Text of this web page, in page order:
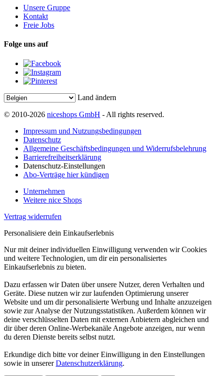
Unsere Gruppe
Kontakt
Freie Jobs
Folge uns auf
Land ändern
© 2010-2026 niceshops GmbH - All rights reserved.
Impressum und Nutzungsbedingungen
Datenschutz
Allgemeine Geschäftsbedingungen und Widerrufsbelehrung
Barrierefreiheitserklärung
Datenschutz-Einstellungen
Abo-Verträge hier kündigen
Unternehmen
Weitere nice Shops
Vertrag widerrufen
Personalisiere dein Einkaufserlebnis
Nur mit deiner individuellen Einwilligung verwenden wir Cookies
und weitere Technologien, um dir ein personalisiertes
Einkaufserlebnis zu bieten.
Dazu erfassen wir Daten über unsere Nutzer, deren Verhalten und
Geräte. Diese nutzen wir zur laufenden Optimierung unserer
Website und um dir personalisierte Werbung und Inhalte anzuzeigen
sowie zur Analyse der Nutzungsstatistiken. Außerdem können wir
deine verschlüsselten Daten mit externen Anbietern abgleichen und
dir über deren Online-Werbekanäle Angebote anzeigen, nur wenn
du deren Dienste bereits selbst nutzt.
Erkundige dich bitte vor deiner Einwilligung in den Einstellungen
sowie in unsererDatenschutzerklärung.